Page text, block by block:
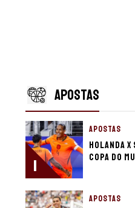
APOSTAS
1
APOSTAS
Holanda
Copa do
APOSTAS